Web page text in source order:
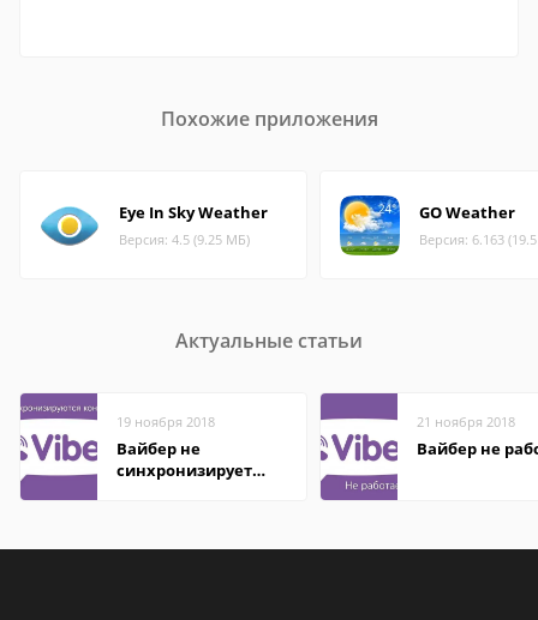
Похожие приложения
Eye In Sky Weather
Версия: 4.5 (9.25 МБ)
GO Weather
Версия: 6.163
Актуальные статьи
19 ноября 2018
Вайбер не
синхронизирует
21 ноября 2018
Вайбер не